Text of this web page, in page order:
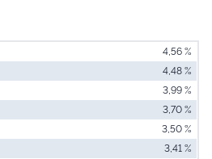
4,56 %
4,48 %
3,99 %
3,70 %
3,50 %
3,41 %